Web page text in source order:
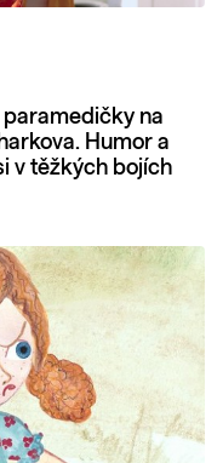
paramedičky na
Humor a
v těžkých bojích